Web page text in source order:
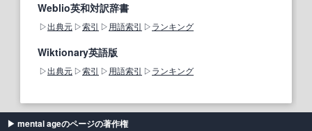
Weblio英和対訳辞書
出典元 索引 用語索引 ランキング
Wiktionary英語版
出典元 索引 用語索引 ランキング
mental ageのページの著作権